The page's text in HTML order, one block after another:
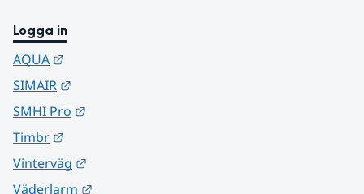
Logga in
AQUA
SIMAIR
SMHI Pro
Timbr
Vinterväg
Väderlarm